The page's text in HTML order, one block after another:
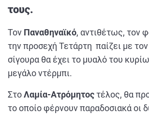
ΑΘΛΗΤΙΚΑ
ΑΘΛΗΤΙΚΕΣ ΜΕΤΑΔΟΣΕΙΣ
Εξυπηρέτηση Πελατών
τους.
Τον Παναθηναϊκό, αντιθέτως, τον
την προσεχή Τετάρτη παίζει με τον
σίγουρα θα έχει το μυαλό του
μεγάλο ντέρμπι.
ΣτοΛαμία-Ατρόμητοςτέλος, θα
το οποίο φέρνουν παραδοσιακά οι